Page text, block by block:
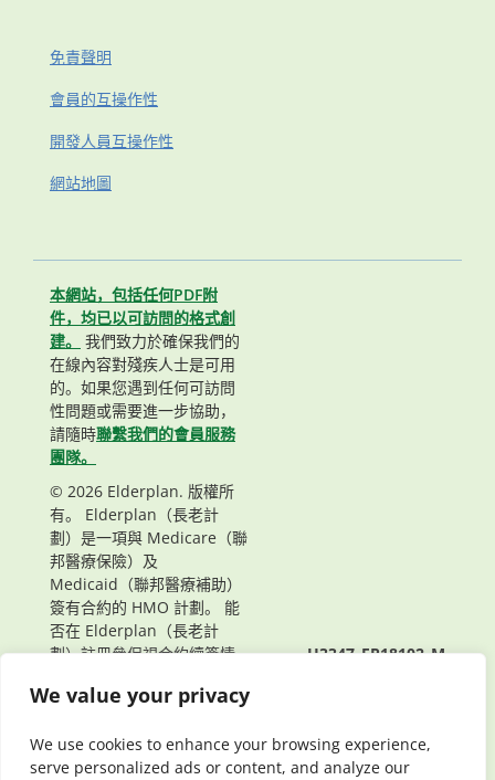
We value your privacy
We use cookies to enhance your browsing experience,
serve personalized ads or content, and analyze our
免責聲明
會員的互操作性
開發人員互操作性
網站地圖
本網站，包括任何PDF附
件，均已以可訪問的格式創
建。
我們致力於確保我們的
在線內容對殘疾人士是可用
的。如果您遇到任何可訪問
性問題或需要進一步協助，
請隨時聯繫我們的會員服務
團隊。
© 2026 Elderplan. 版權所
有。 Elderplan（長老計
劃）是一項與 Medicare（聯
邦醫療保險）及
Medicaid（聯邦醫療補助）
簽有合約的 HMO 計劃。 能
否在 Elderplan（長老計
劃）註冊參保視合約續簽情
H3347_EP18102_M